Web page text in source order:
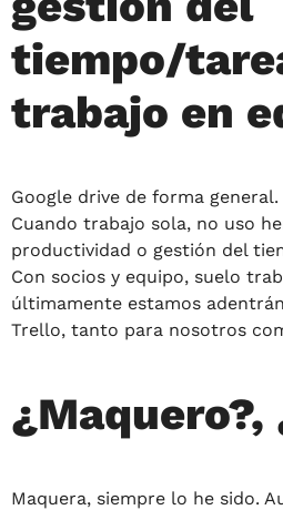
tiempo/
trabajo en
Google drive de forma general.
Cuando trabajo sola, no uso
productividad o gestión del
Con socios y equipo, suelo
últimamente estamos
Trello, tanto para nosotros
¿Maquero?,
Maquera, siempre lo he sido.